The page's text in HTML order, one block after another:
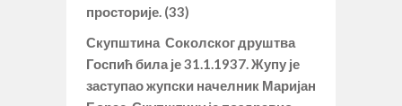
просторије. (33)
Скупштина Соколског друштва
Госпић била је 31.1.1937. Жупу је
заступао жупски начелник Маријан